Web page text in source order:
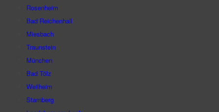
Rosenheim
Bad Reichenhall
Miesbach
Traunstein
München
Bad Tölz
Weilheim
Starnberg